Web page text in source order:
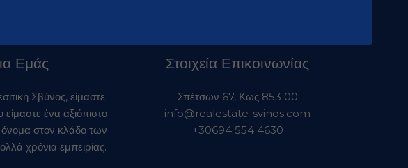
Εμάς
Σβύνος, είμαστε
ένα αξιόπιστο
όνομα στον κλάδο των
χρόνια εμπειρίας.
Στοιχεία Επικοινωνίας
Σπέτσων 67, Κως 853 00
info@realestate-svinos.com
+30694 554 4630